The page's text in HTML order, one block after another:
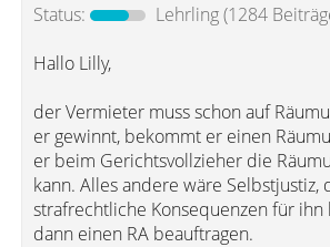
Status:
Lehrling(1284
Hallo Lilly,
der Vermieter muss schon auf
er gewinnt, bekommt er einen
er beim Gerichtsvollzieher die
kann. Alles andere wäre Selbstjustiz,
strafrechtliche Konsequenzen für ihn
dann einen RA beauftragen.